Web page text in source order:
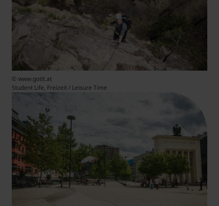
© www.gotit.at
Student Life, Freizeit / Leisure Time